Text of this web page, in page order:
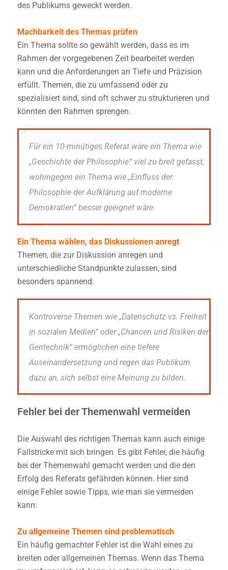
des Publikums geweckt werden.
Machbarkeit des Themas prüfen
Ein Thema sollte so gewählt werden, dass es im
Rahmen der vorgegebenen Zeit bearbeitet werden
kann und die Anforderungen an Tiefe und Präzision
erfüllt. Themen, die zu umfassend oder zu
spezialisiert sind, sind oft schwer zu strukturieren und
könnten den Rahmen sprengen.
Für ein 10-minütiges Referat wäre ein Thema wie
„Geschichte der Philosophie“ viel zu breit gefasst,
wohingegen ein Thema wie „Einfluss der
Philosophie der Aufklärung auf moderne
Demokratien“ besser geeignet wäre.
Ein Thema wählen, das Diskussionen anregt
Themen, die zur Diskussion anregen und
unterschiedliche Standpunkte zulassen, sind
besonders spannend.
Kontroverse Themen wie „Datenschutz vs. Freiheit
in sozialen Medien“ oder „Chancen und Risiken der
Gentechnik“ ermöglichen eine tiefere
Auseinandersetzung und regen das Publikum
dazu an, sich selbst eine Meinung zu bilden.
Fehler bei der Themenwahl vermeiden
Die Auswahl des richtigen Themas kann auch einige
Fallstricke mit sich bringen. Es gibt Fehler, die häufig
bei der Themenwahl gemacht werden und die den
Erfolg des Referats gefährden können. Hier sind
einige Fehler sowie Tipps, wie man sie vermeiden
kann:
Zu allgemeine Themen sind problematisch
Ein häufig gemachter Fehler ist die Wahl eines zu
breiten oder allgemeinen Themas. Wenn das Thema